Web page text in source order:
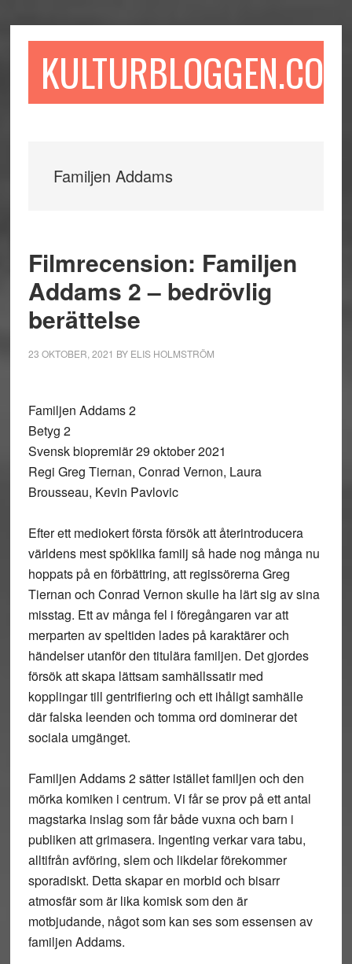
till
till
sidofältet
till
KULTURBLOGGEN.COM
Familjen Addams
Filmrecension: Familjen
Addams 2 – bedrövlig
berättelse
23 OKTOBER, 2021 BY ELIS HOLMSTRÖM
Familjen Addams 2
Betyg 2
Svensk biopremiär 29 oktober 2021
Regi Greg Tiernan, Conrad Vernon, Laura
Brousseau, Kevin Pavlovic
Efter ett mediokert första försök att återintroducera
världens mest spöklika familj så hade nog många nu
hoppats på en förbättring, att regissörerna Greg
Tiernan och Conrad Vernon skulle ha lärt sig av sina
misstag. Ett av många fel i föregångaren var att
merparten av speltiden lades på karaktärer och
händelser utanför den titulära familjen. Det gjordes
försök att skapa lättsam samhällssatir med
kopplingar till gentrifiering och ett ihåligt samhälle
där falska leenden och tomma ord dominerar det
sociala umgänget.
Familjen Addams 2 sätter istället familjen och den
mörka komiken i centrum. Vi får se prov på ett antal
magstarka inslag som får både vuxna och barn i
publiken att grimasera. Ingenting verkar vara tabu,
alltifrån avföring, slem och likdelar förekommer
sporadiskt. Detta skapar en morbid och bisarr
atmosfär som är lika komisk som den är
motbjudande, något som kan ses som essensen av
familjen Addams.